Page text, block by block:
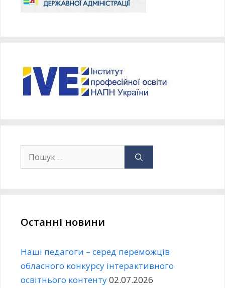
Останні новини
Наші педагоги – серед переможців
обласного конкурсу інтерактивного
освітнього контенту02.07.2026